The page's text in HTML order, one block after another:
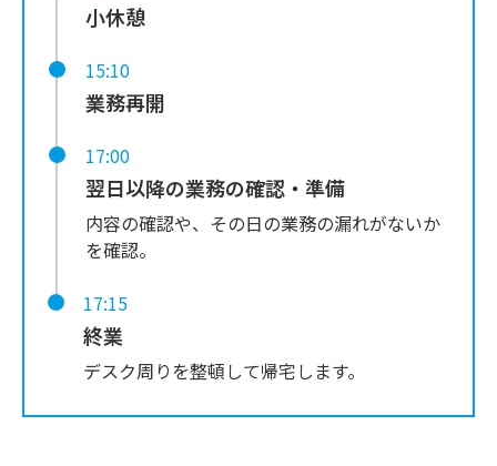
小休憩
15:10
業務再開
17:00
翌日以降の業務の確認・準備
内容の確認や、その日の業務の漏れがないか
を確認。
17:15
終業
デスク周りを整頓して帰宅します。